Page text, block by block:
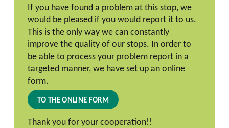
If you have found a problem at this stop, we
would be pleased if you would report it to us.
This is the only way we can constantly
improve the quality of our stops. In order to
be able to process your problem report in a
targeted manner, we have set up an online
form.
TO THE ONLINE FORM
Thank you for your cooperation!!